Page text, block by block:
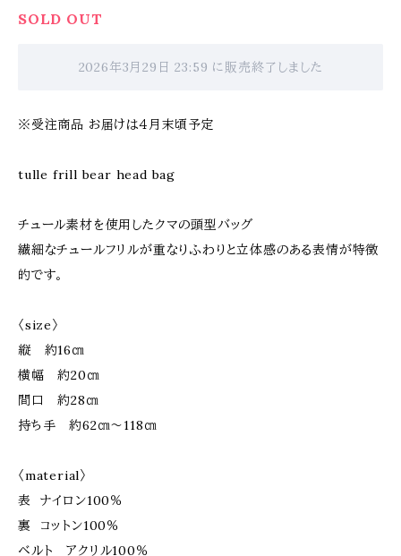
SOLD OUT
2026年3月29日 23:59 に販売終了しました
※受注商品 お届けは４月末頃予定
tulle frill bear head bag
チュール素材を使用したクマの頭型バッグ
繊細なチュールフリルが重なりふわりと立体感のある表情が特徴
的です。
〈size〉
縦 約16㎝
横幅 約20㎝
間口 約28㎝
持ち手 約62㎝～118㎝
〈material〉
表 ナイロン100％
裏 コットン100％
ベルト アクリル100％